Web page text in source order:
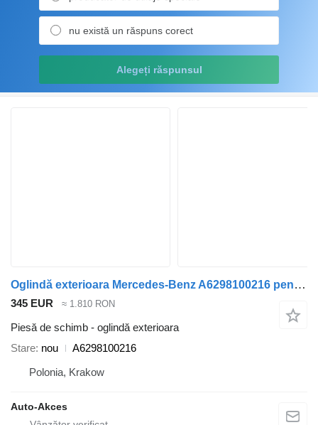
nu există un răspuns corect
Alegeți răspunsul
Oglindă exterioara Mercedes-Benz A6298100216 pentru autobuz Mercedes-Benz Tourismo Travego O580
345 EUR ≈ 1.810 RON
Piesă de schimb - oglindă exterioara
Stare nou
A6298100216
Polonia, Krakow
Auto-Akces